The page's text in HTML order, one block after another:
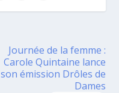
Journée de la femme :
Carole Quintaine lance
son émission Drôles de
Dames